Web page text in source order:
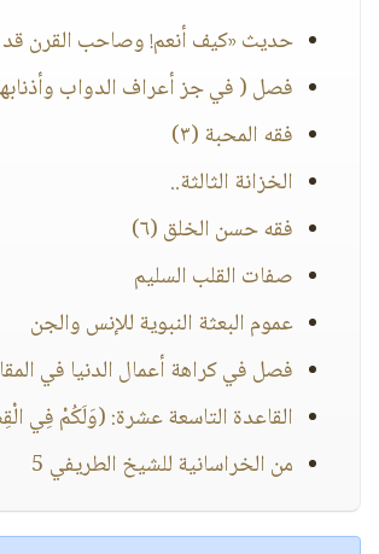
حديث «كيف أنعم! وصاحب القرن قد
فصل ( في جز أعراف الدواب
فقه المحبة (٣)
الخزانة الثالثة..
فقه حسن الخلق (٦)
صفات القلب السليم
عموم البعثة النبوية للإنس والجن
فصل في كراهة أعمال الدنيا في
القاعدة التاسعة عشرة: (وَلَكُمْ فِي
من الخراسانية للشيخ الطريفي 5